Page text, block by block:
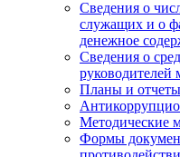
Сведения о
служащих и о
денежное
Сведения о
Планы и отчеты
Методические
Формы